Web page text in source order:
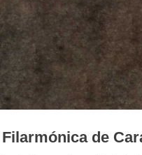
de